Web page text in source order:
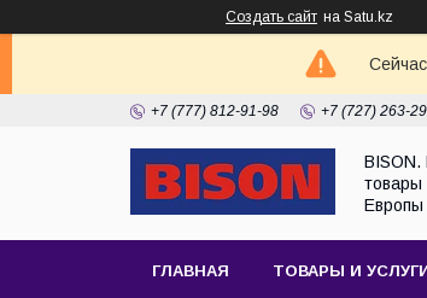
Создать сайт на Satu.kz
+7 (777) 812-91-98 +7 (727) 263-
BISON.
товары
ГЛАВНАЯ ТОВАРЫ И